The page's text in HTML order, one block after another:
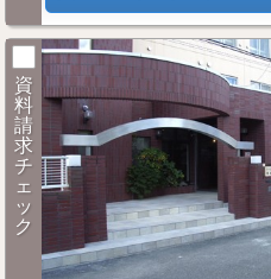
資
料
請
求
チ
ェ
ッ
ク